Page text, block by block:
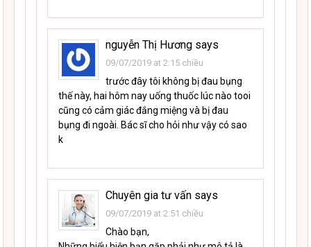
nguyễn Thị Hương says
09/07/2019 at 2:15 chiều
trước đây tôi không bị đau bụng
thế này, hai hôm nay uống thuốc lúc nào tooi
cũng có cảm giác đắng miệng và bị đau
bụng đi ngoài. Bác sĩ cho hỏi như vậy có sao
k
Chuyên gia tư vấn says
09/07/2019 at 2:51 chiều
Chào bạn,